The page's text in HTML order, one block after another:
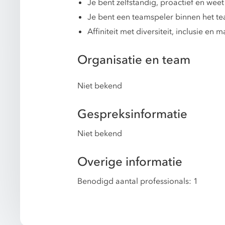
Je bent zelfstandig, proactief en
Je bent een teamspeler binnen het
Affiniteit met diversiteit, inclusie en
Organisatie en team
Niet bekend
Gespreksinformatie
Niet bekend
Overige informatie
Benodigd aantal professionals: 1